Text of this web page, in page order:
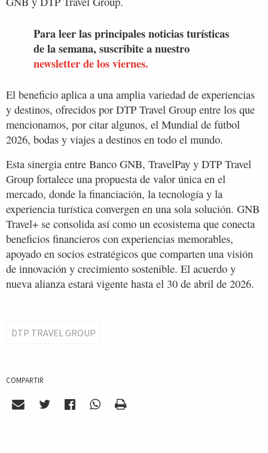
Para leer las principales noticias turísticas
de la semana, suscribite a nuestro
newsletter de los viernes.
El beneficio aplica a una amplia variedad de experiencias
y destinos, ofrecidos por DTP Travel Group entre los que
mencionamos, por citar algunos, el Mundial de fútbol
2026, bodas y viajes a destinos en todo el mundo.
Esta sinergia entre Banco GNB, TravelPay y DTP Travel
Group fortalece una propuesta de valor única en el
mercado, donde la financiación, la tecnología y la
experiencia turística convergen en una sola solución. GNB
Travel+ se consolida así como un ecosistema que conecta
beneficios financieros con experiencias memorables,
apoyado en socios estratégicos que comparten una visión
de innovación y crecimiento sostenible. El acuerdo y
nueva alianza estará vigente hasta el 30 de abril de 2026.
DTP TRAVEL GROUP
COMPARTIR